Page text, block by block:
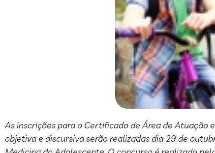
As inscrições para o Certificado de Área de
objetiva e discursiva serão realizadas dia 29 de